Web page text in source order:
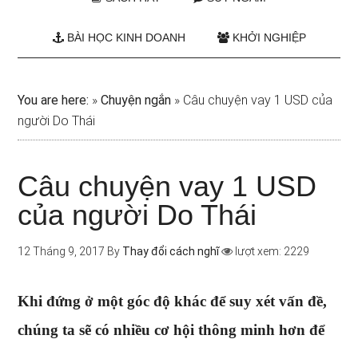
BÀI HỌC KINH DOANH KHỞI NGHIỆP
You are here: »Chuyện ngắn » Câu chuyện vay 1 USD của
người Do Thái
Câu chuyện vay 1 USD
của người Do Thái
12 Tháng 9, 2017 By Thay đổi cách nghĩ lượt xem: 2229
Khi đứng ở một góc độ khác để suy xét vấn đề,
chúng ta sẽ có nhiều cơ hội thông minh hơn để